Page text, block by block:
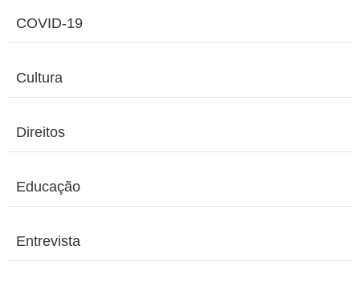
COVID-19
Cultura
Direitos
Educação
Entrevista